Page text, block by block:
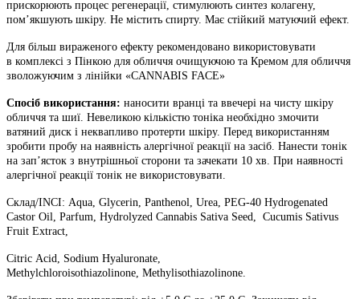
прискорюють процес регенерації, стимулюють синтез колагену,
пом’якшують шкіру. Не містить спирту. Має стійкий матуючий ефект.
Для більш вираженого ефекту рекомендовано використовувати
в комплексі з Пінкою для обличчя очищуючою та Кремом для обличчя
зволожуючим з лінійки «CANNABIS FACE»
Спосіб використання: наносити вранці та ввечері на чисту шкіру
обличчя та шиї. Невеликою кількістю тоніка необхідно змочити
ватяний диск і неквапливо протерти шкіру. Перед використанням
зробити пробу на наявність алергічної реакції на засіб. Нанести тонік
на зап’ясток з внутрішньої сторони та зачекати 10 хв. При наявності
алергічної реакції тонік не використовувати.
Склад/INCI: Аqua, Glycerin, Panthenol, Urea, PEG-40 Hydrogenated
Castor Oil, Parfum, Hydrolyzed Cannabis Sativa Seed, Cucumis Sativus
Fruit Extract,
Сitric Аcid, Sodium Hyaluronate,
Methylchloroisothiazolinone, Methylisothiazolinone.